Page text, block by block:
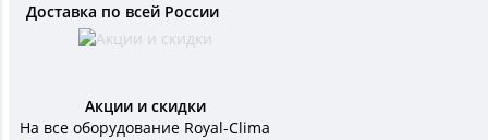
Доставка по всей России
Акции и скидки
На все оборудование Royal-Clima